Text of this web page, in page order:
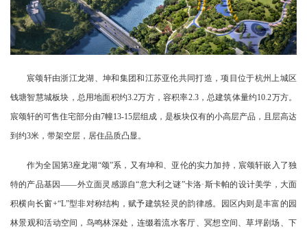
宸颂轩由浙江龙湖、 坤和集团和江苏亚伦共同打造，项目位于杭州上城区
钱塘智慧城板块，总用地面积约3.2万方，容积率2.3，总建筑体量约10.2万方。
宸颂轩的可售住宅部分由7幢13-15层组成，是板块仅有的小高层产品，且层高达
到约3米，带架空层，居住品质凸显。
作为全国第3座龙湖“颂”系，又有坤和、亚伦的实力加持，宸颂轩嵌入了独
特的产品基因——外立面灵感源自“意大利之谜”卡洛·斯卡帕的设计美学，大面
积横向长窗+“L”型非对称结构，赋予建筑轻灵的韵律感。园区内则是丰富的园
林景观和活动空间，鸟鸣林深处，连缀着流水客厅、冥想空间、草坪剧场、下